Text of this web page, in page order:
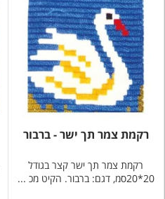
רקמת צמר תך ישר - ברבור
רקמת צמר תך ישר קצר בגודל
20*20סמ, דגם: ברבור. הקיט מכ ...